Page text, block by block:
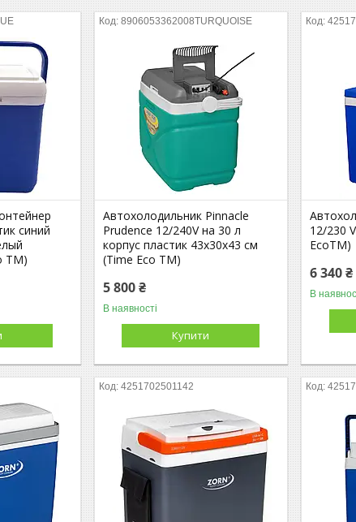
синий
TM)
8906053362008TURQUOISE
Автохолодильник Pinnacle
Prudence 12/240V на 30 л
корпус пластик 43х30х43 см
(Time Eco TM)
5 800 ₴
В наявності
Купити
12/230
EcoTM)
6 340 ₴
В
4251702501142